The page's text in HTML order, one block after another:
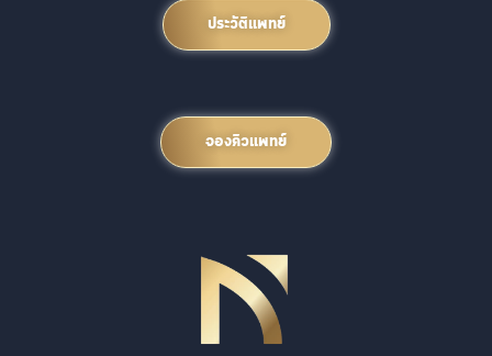
ประวัติแพทย์
จองคิวแพทย์